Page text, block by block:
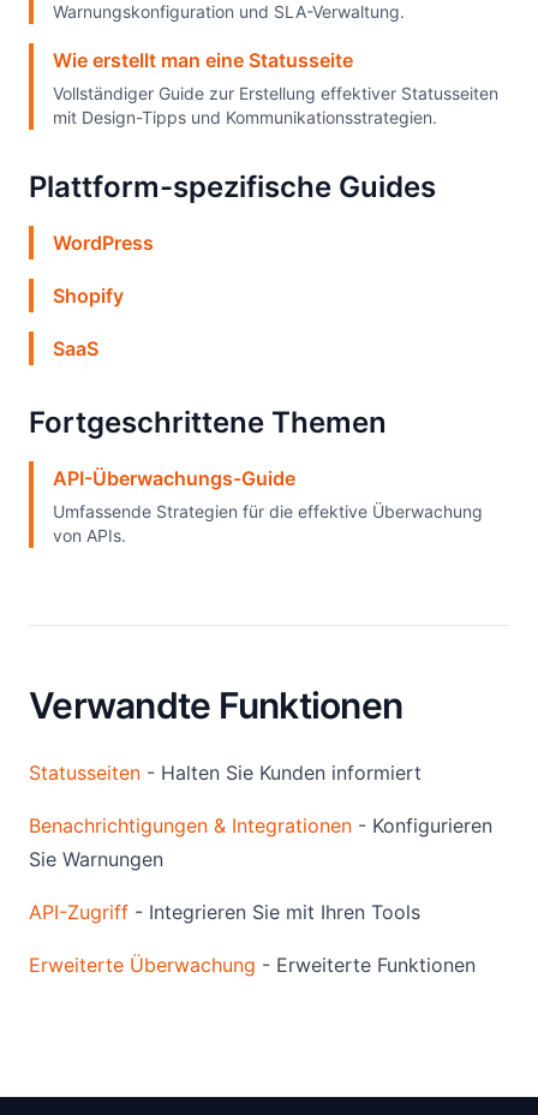
Warnungskonfiguration und SLA-Verwaltung.
Wie erstellt man eine Statusseite
Vollständiger Guide zur Erstellung effektiver Statusseiten
mit Design-Tipps und Kommunikationsstrategien.
Plattform-spezifische Guides
WordPress
Shopify
SaaS
Fortgeschrittene Themen
API-Überwachungs-Guide
Umfassende Strategien für die effektive Überwachung
von APIs.
Verwandte Funktionen
Statusseiten - Halten Sie Kunden informiert
Benachrichtigungen & Integrationen - Konfigurieren
Sie Warnungen
API-Zugriff - Integrieren Sie mit Ihren Tools
Erweiterte Überwachung - Erweiterte Funktionen